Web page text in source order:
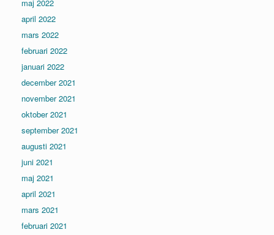
maj 2022
april 2022
mars 2022
februari 2022
januari 2022
december 2021
november 2021
oktober 2021
september 2021
augusti 2021
juni 2021
maj 2021
april 2021
mars 2021
februari 2021